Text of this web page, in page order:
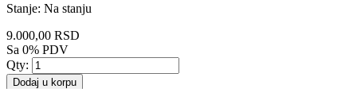
Stanje: Na stanju
9.000,00 RSD
Sa 0% PDV
Qty:
Dodaj u korpu